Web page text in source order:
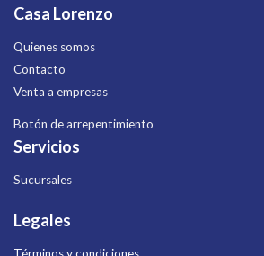
Casa Lorenzo
Quienes somos
Contacto
Venta a empresas
Botón de arrepentimiento
Servicios
Sucursales
Legales